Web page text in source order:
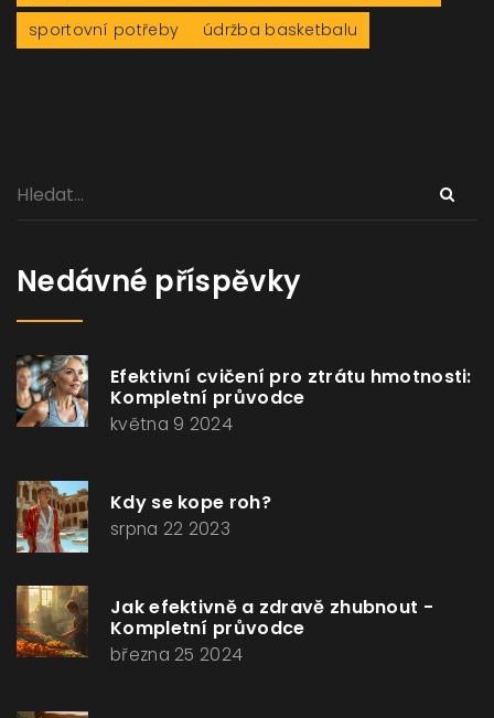
sportovní potřeby
údržba basketbalu
Nedávné příspěvky
Efektivní cvičení pro ztrátu hmotnosti:
Kompletní průvodce
května 9 2024
Kdy se kope roh?
srpna 22 2023
Jak efektivně a zdravě zhubnout -
Kompletní průvodce
března 25 2024